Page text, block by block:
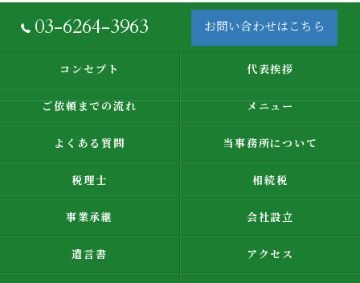
03-6264-3963 お問い合わせはこちら
コンセプト 代表挨拶
ご依頼までの流れ メニュー
よくある質問 当事務所について
税理士 相続税
事業承継 会社設立
遺言書 アクセス